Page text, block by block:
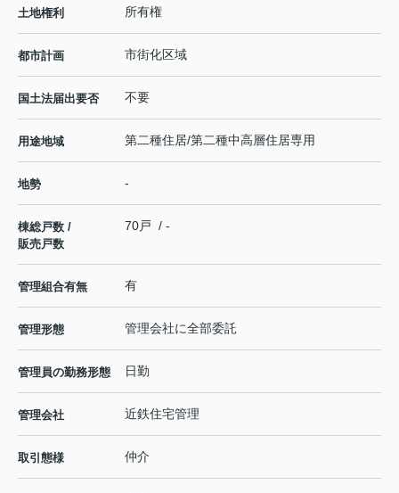
土地権利 所有権
都市計画 市街化区域
国土法届出要否 不要
用途地域 第二種住居/第二種中高層住居専用
地勢 -
棟総戸数 /
販売戸数
70戸 / -
管理組合有無 有
管理形態 管理会社に全部委託
管理員の勤務形態 日勤
管理会社 近鉄住宅管理
取引態様 仲介